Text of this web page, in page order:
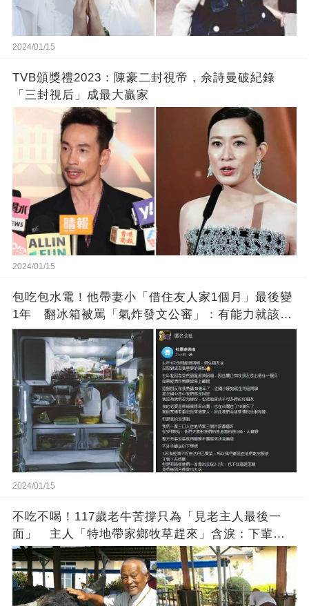
2024/01/15
TVB頒獎禮2023：陳豪二封視帝，佘詩曼破紀錄
「三封視后」成最大贏家
2024/01/15
包吃包水電！他帶妻小「借住友人家1個月」最後變
1年 翻冰箱被罵「氣炸發文公審」：有能力就該大
方
2024/01/15
不吃不喝！117歲老牛苦撐只為「見老主人最後一
面」 主人「特地帶家鄉牧草趕來」含淚：下輩子
找個好人家